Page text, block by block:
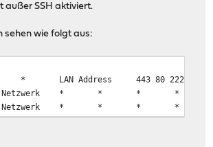
fe80::1%lo0 prefixlen 64 scopeid 0x6
außer SSH aktiviert.
sehen wie folgt aus:
* LAN Address
443 80 222
Netzwerk * * *
*
Netzwerk * * * *